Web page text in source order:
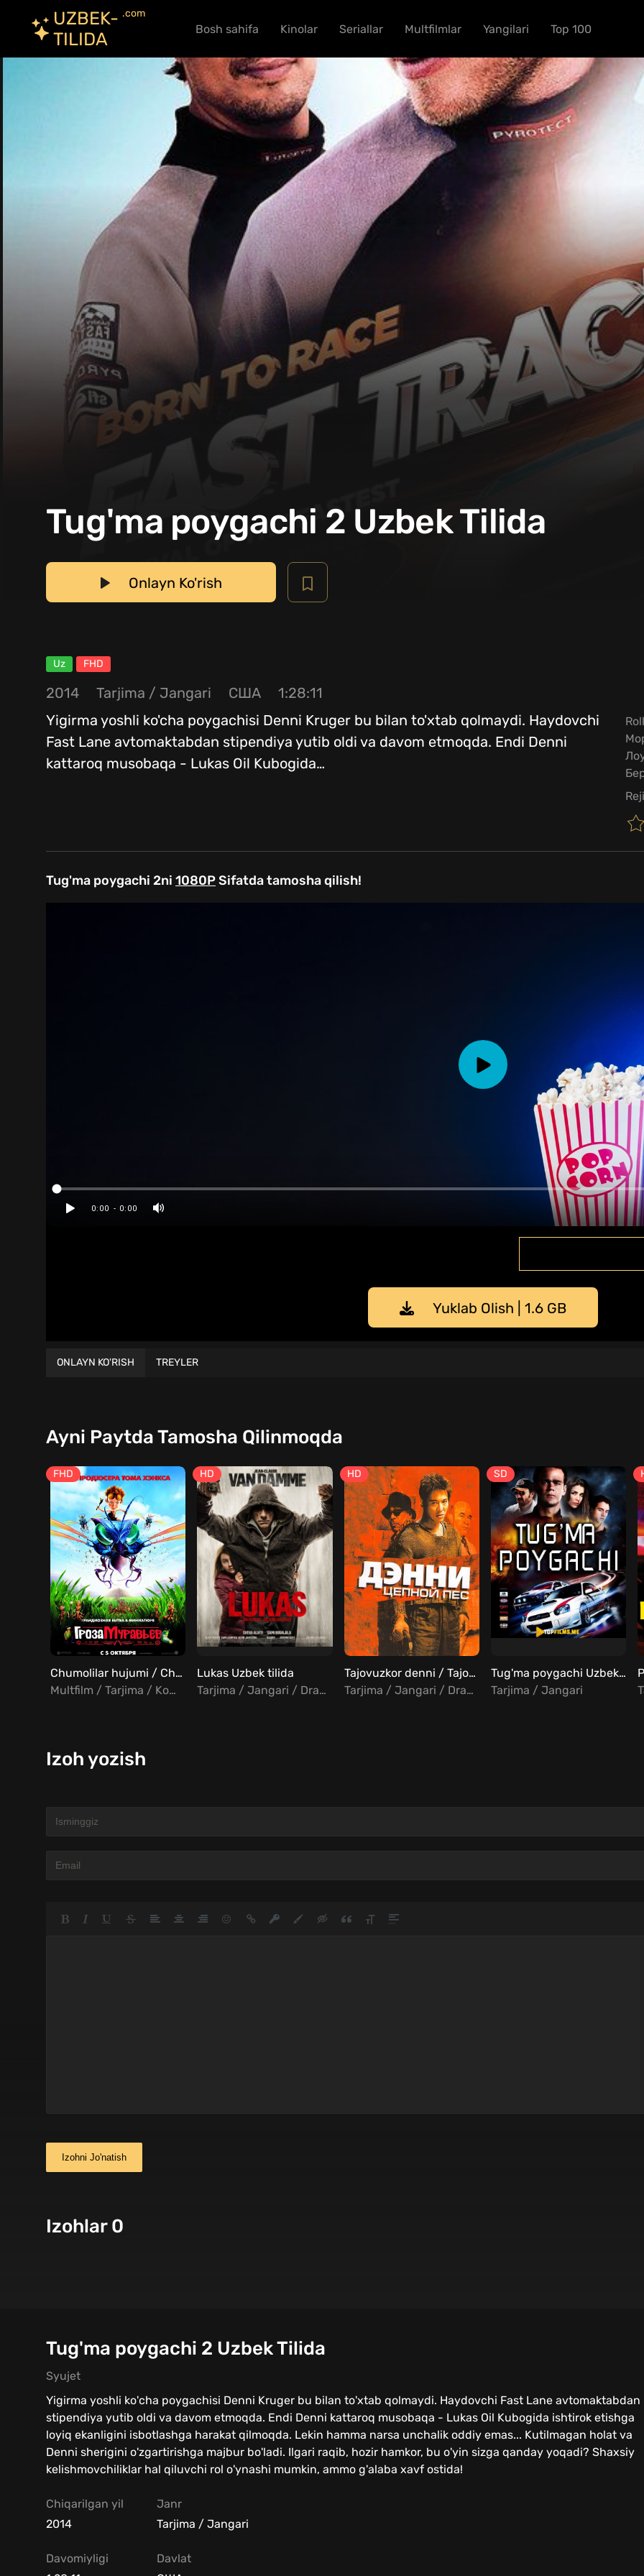
UZBEK-
TILIDA
.com
Bosh sahifa Kinolar Seriallar Multfilmlar Yangilari Top 100
Tug'ma poygachi 2 Uzbek Tilida
Onlayn Ko'rish
Uz FHD
2014 Tarjima / Jangari США
1:28:11
Yigirma yoshli ko'cha poygachisi Denni Kruger bu bilan to'xtab qolmaydi. Haydovchi
Fast Lane avtomaktabdan stipendiya yutib oldi va davom etmoqda. Endi Denni
kattaroq musobaqa - Lukas Oil Kubogida…
Tug'ma poygachi 2ni 1080PSifatda tamosha qilish!
Yuklab Olish | 1.6 GB
ONLAYN KO'RISH TREYLER
Ayni Paytda Tamosha Qilinmoqda
FHD
Chumolilar hujumi / Chumolilar xujumi Uzbek tilida
Multfilm / Tarjima / Komediya / Sarguzasht
HD
Lukas Uzbek tilida
Tarjima / Jangari / Drama
HD
Tajovuzkor denni / Tajovuzkor deni Uzbek tilida
Tarjima / Jangari / Drama
SD
Tug'ma poygachi Uzbek tilida
Tarjima / Jangari
Izoh yozish
Izohni Jo'natish
Izohlar 0
Tug'ma poygachi 2 Uzbek Tilida
Syujet
Yigirma yoshli ko'cha poygachisi Denni Kruger bu bilan to'xtab qolmaydi. Haydovchi Fast Lane avtomaktabdan
stipendiya yutib oldi va davom etmoqda. Endi Denni kattaroq musobaqa - Lukas Oil Kubogida ishtirok etishga
loyiq ekanligini isbotlashga harakat qilmoqda. Lekin hamma narsa unchalik oddiy emas... Kutilmagan holat va
Denni sherigini o'zgartirishga majbur bo'ladi. Ilgari raqib, hozir hamkor, bu o'yin sizga qanday yoqadi? Shaxsiy
kelishmovchiliklar hal qiluvchi rol o'ynashi mumkin, ammo g'alaba xavf ostida!
Chiqarilgan yil
2014
Janr
Tarjima / Jangari
Davomiyligi
Davlat